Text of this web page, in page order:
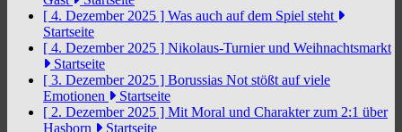
[ 4. Dezember 2025 ] Was auch auf dem Spiel steht
Startseite
[ 4. Dezember 2025 ] Nikolaus-Turnier und Weihnachtsmarkt
Startseite
[ 3. Dezember 2025 ] Borussias Not stößt auf viele
Emotionen
Startseite
[ 2. Dezember 2025 ] Mit Moral und Charakter zum 2:1 über
Hasborn
Startseite